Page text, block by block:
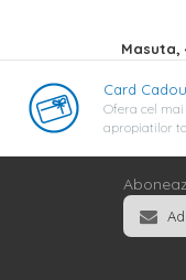
Masuta,
Card Cadou
Ofera cel
apropiatilor